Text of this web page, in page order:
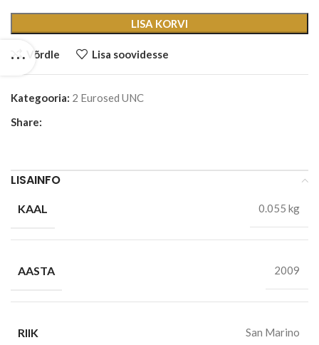
LISA KORVI
Võrdle Lisa soovidesse
Kategooria: 2 Eurosed UNC
Share:
LISAINFO
KAAL 0.055 kg
AASTA 2009
RIIK San Marino